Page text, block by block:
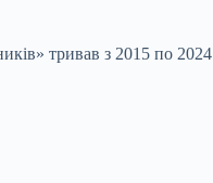
тривав з 2015 по 2024